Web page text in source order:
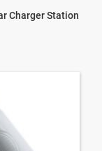
Charger Station